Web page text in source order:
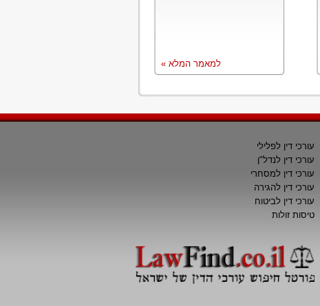
למאמר המלא »
עורכי דין לפלילי
עורכי דין לנדל"ן
עורכי דין למסחרי
עורכי דין להגירה
עורכי דין לביטוח
טיסות זולות